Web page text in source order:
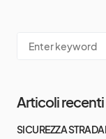
Articoli recenti
SICUREZZA